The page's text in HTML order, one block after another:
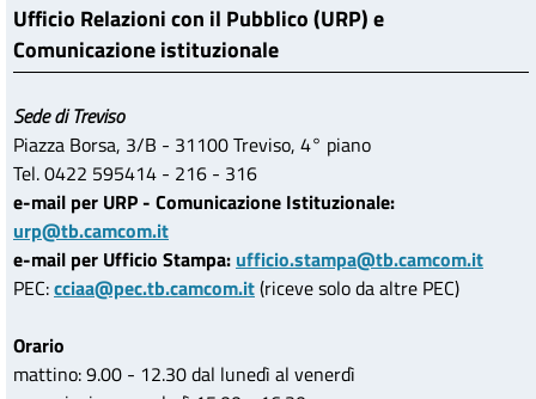
Ufficio Relazioni con il Pubblico (URP) e
Comunicazione istituzionale
Sede di Treviso
Piazza Borsa, 3/B - 31100 Treviso, 4° piano
Tel. 0422 595414 - 216 - 316
e-mail per URP - Comunicazione Istituzionale:
urp@tb.camcom.it
e-mail per Ufficio Stampa: ufficio.stampa@tb.camcom.it
PEC:cciaa@pec.tb.camcom.it(riceve solo da altre PEC)
Orario
mattino: 9.00 - 12.30 dal lunedì al venerdì